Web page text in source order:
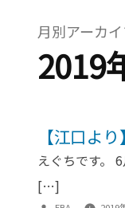
月別アーカ
2019
【江口よ
えぐちです。
[…]